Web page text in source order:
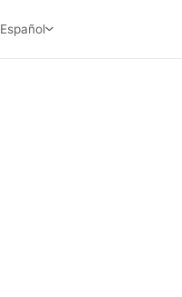
Español